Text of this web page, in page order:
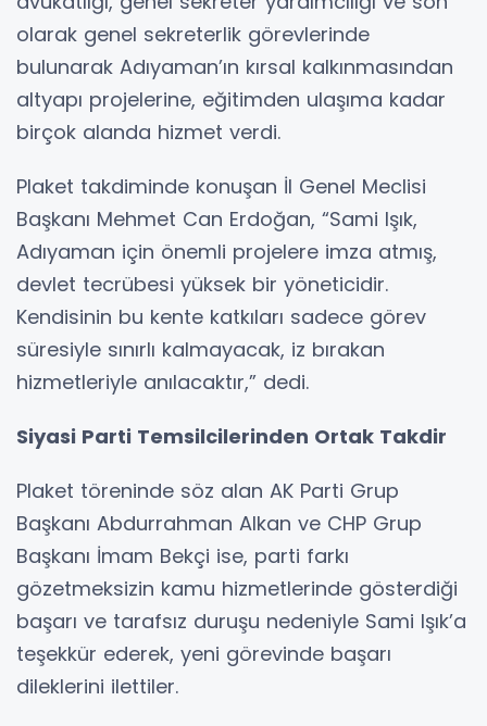
olarak genel sekreterlik görevlerinde
bulunarak Adıyaman’ın kırsal kalkınmasından
altyapı projelerine, eğitimden ulaşıma kadar
birçok alanda hizmet verdi.
Plaket takdiminde konuşan İl Genel Meclisi
Başkanı Mehmet Can Erdoğan, “Sami Işık,
Adıyaman için önemli projelere imza atmış,
devlet tecrübesi yüksek bir yöneticidir.
Kendisinin bu kente katkıları sadece görev
süresiyle sınırlı kalmayacak, iz bırakan
hizmetleriyle anılacaktır,” dedi.
Siyasi Parti Temsilcilerinden Ortak Takdir
Plaket töreninde söz alan AK Parti Grup
Başkanı Abdurrahman Alkan ve CHP Grup
Başkanı İmam Bekçi ise, parti farkı
gözetmeksizin kamu hizmetlerinde gösterdiği
başarı ve tarafsız duruşu nedeniyle Sami Işık’a
teşekkür ederek, yeni görevinde başarı
dileklerini ilettiler.